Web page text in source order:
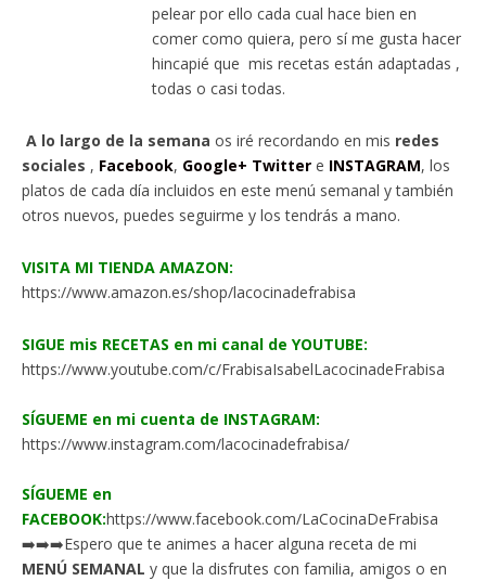
pelear por ello cada cual hace bien en
comer como quiera, pero sí me gusta hacer
hincapié que mis recetas están adaptadas ,
todas o casi todas.
A lo largo de la semana os iré recordando en mis redes
sociales , Facebook, Google+ Twitter e INSTAGRAM, los
platos de cada día incluidos en este menú semanal y también
otros nuevos, puedes seguirme y los tendrás a mano.
VISITA MI TIENDA AMAZON:
https://www.amazon.es/shop/lacocinadefrabisa
SIGUE mis RECETAS en mi canal de YOUTUBE:
https://www.youtube.com/c/FrabisaIsabelLacocinadeFrabisa
SÍGUEME en mi cuenta de INSTAGRAM:
https://www.instagram.com/lacocinadefrabisa/
SÍGUEME en
FACEBOOK:https://www.facebook.com/LaCocinaDeFrabisa
➡️➡️➡️Espero que te animes a hacer alguna receta de mi
MENÚ SEMANAL y que la disfrutes con familia, amigos o en